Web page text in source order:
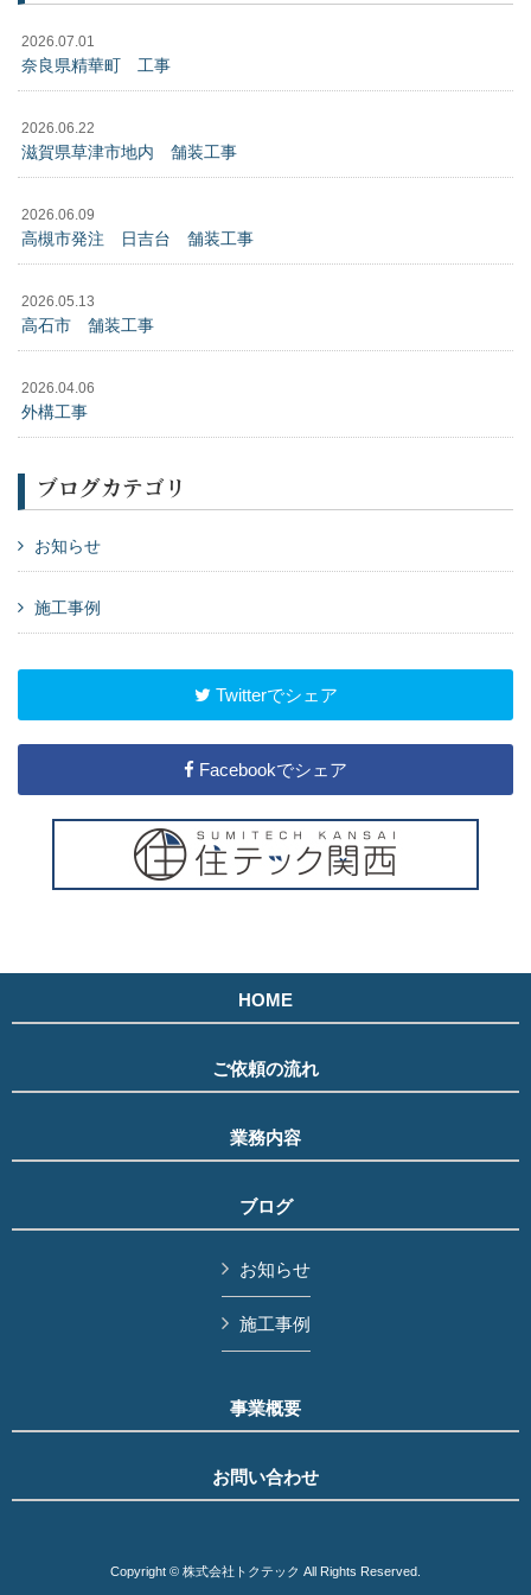
2026.07.01
奈良県精華町 工事
2026.06.22
滋賀県草津市地内 舗装工事
2026.06.09
高槻市発注 日吉台 舗装工事
2026.05.13
高石市 舗装工事
2026.04.06
外構工事
ブログカテゴリ
お知らせ
施工事例
Twitterでシェア
Facebookでシェア
HOME
ご依頼の流れ
業務内容
ブログ
お知らせ
施工事例
事業概要
お問い合わせ
Copyright © 株式会社トクテック All Rights Reserved.